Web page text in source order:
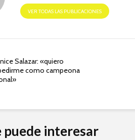
VER TODAS LAS PUBLICACIONES
Salazar: «quiero
como campeona
puede interesar